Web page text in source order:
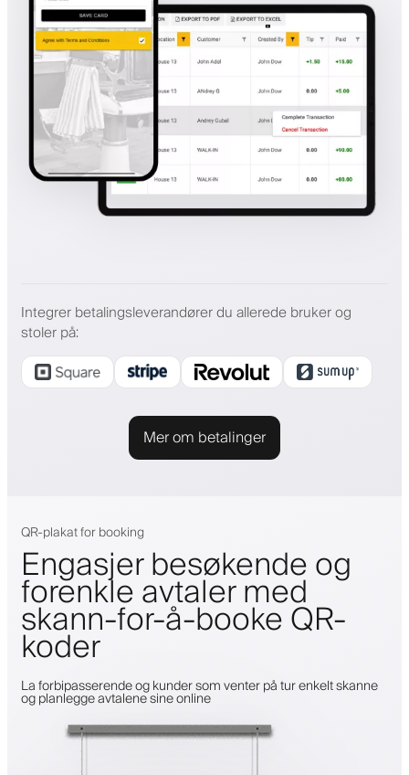
Integrer betalingsleverandører du allerede bruker og
stoler på:
Mer om betalinger
QR-plakat for booking
Engasjer besøkende og
forenkle avtaler med
skann-for-å-booke QR-
koder
La forbipasserende og kunder som venter på tur enkelt skanne
og planlegge avtalene sine online